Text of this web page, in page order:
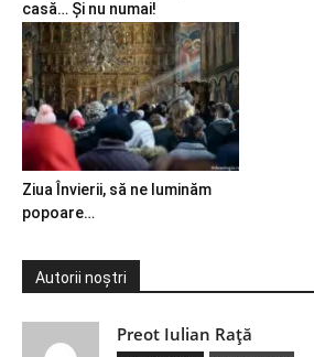
casă… Și nu numai!
Ziua Învierii, să ne luminăm
popoare…
Autorii noștri
Preot Iulian Raţă